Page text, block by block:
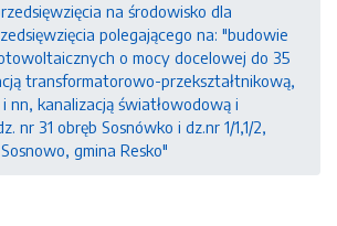
na środowisko dla
polegającego na: "budowie
o mocy docelowej do 35
transformatorowo-przekształtnikową,
nn, kanalizacją światłowodową i
nr 31 obręb Sosnówko i dz.nr 1/1,1/2,
gmina Resko"